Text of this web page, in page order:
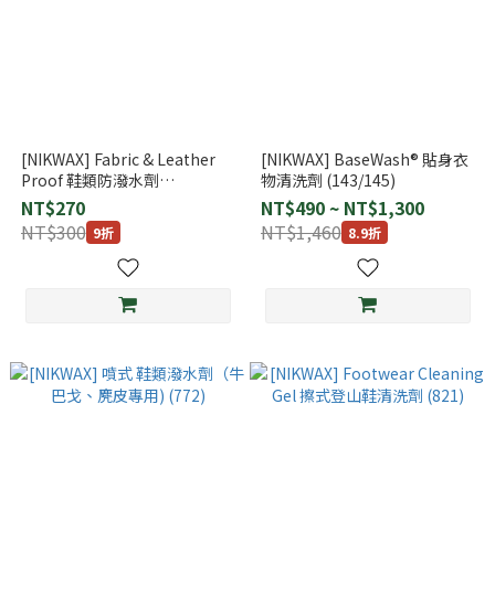
[NIKWAX] Fabric & Leather
Proof 鞋類防潑水劑
125ml（網布/皮革 專用)
(791/792)
NT$270
NT$300 9折
[NIKWAX] BaseWash® 貼身衣
物清洗劑 (143/145)
NT$490 ~ NT$1,300
NT$1,460 8.9折